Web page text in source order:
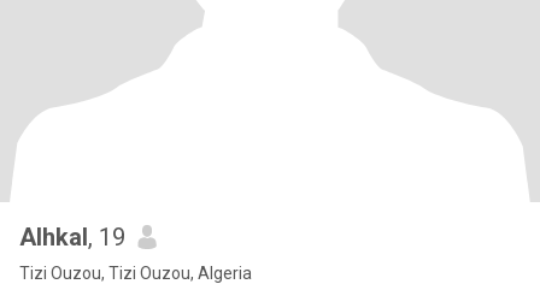
Alhkal, 19
Tizi Ouzou, Tizi Ouzou, Algeria